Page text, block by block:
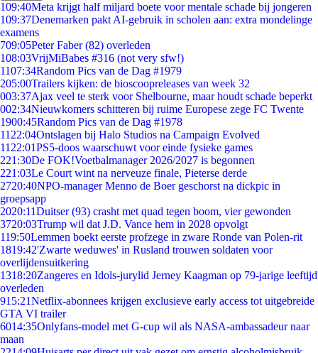
109:40Meta krijgt half miljard boete voor mentale schade bij jongeren
109:37Denemarken pakt AI-gebruik in scholen aan: extra mondelinge
examens
709:05Peter Faber (82) overleden
108:03VrijMiBabes #316 (not very sfw!)
1107:34Random Pics van de Dag #1979
205:00Trailers kijken: de bioscoopreleases van week 32
003:37Ajax veel te sterk voor Shelbourne, maar houdt schade beperkt
002:34Nieuwkomers schitteren bij ruime Europese zege FC Twente
1900:45Random Pics van de Dag #1978
11 22:04Ontslagen bij Halo Studios na Campaign Evolved
11 22:01PS5-doos waarschuwt voor einde fysieke games
221:30De FOK!Voetbalmanager 2026/2027 is begonnen
221:03Le Court wint na nerveuze finale, Pieterse derde
2720:40NPO-manager Menno de Boer geschorst na dickpic in
groepsapp
2020:11Duitser (93) crasht met quad tegen boom, vier gewonden
3720:03Trump wil dat J.D. Vance hem in 2028 opvolgt
119:50Lemmen boekt eerste profzege in zware Ronde van Polen-rit
1819:42'Zwarte weduwes' in Rusland trouwen soldaten voor
overlijdensuitkering
1318:20Zangeres en Idols-jurylid Jerney Kaagman op 79-jarige leeftijd
overleden
915:21Netflix-abonnees krijgen exclusieve early access tot uitgebreide
GTA VI trailer
6014:35Onlyfans-model met G-cup wil als NASA-ambassadeur naar
maan